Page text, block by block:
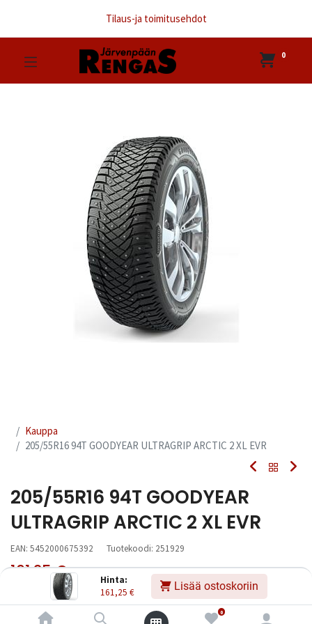
Hinta:
161,25 € Lisää ostoskoriin
0
Tilaus-ja toimitusehdot
0
Kauppa
205/55R16 94T GOODYEAR ULTRAGRIP ARCTIC 2 XL EVR
205/55R16 94T GOODYEAR
ULTRAGRIP ARCTIC 2 XL EVR
EAN: 5452000675392 Tuotekoodi: 251929
161,25€ Sisältää ALV:n/ kpl
Heti
Toimittajilla (kotimaa):
Saatavilla